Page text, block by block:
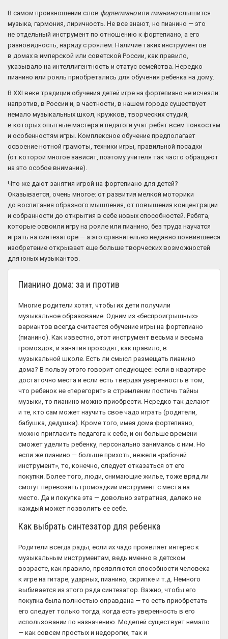
В самом произношении слов фортепианоили пианинослышится
музыка, гармония, лиричность. Не все знают, но пианино — это
не отдельный инструмент по отношению к фортепиано, а его
разновидность, наряду с роялем. Наличие таких инструментов
в домах в имперской или советской России, как правило,
указывало на интеллигентность и статус семейства. Нередко
пианино или рояль приобретались для обучения ребенка на дому.
В XXI веке традиции обучения детей игре на фортепиано не исчезли:
напротив, в России и, в частности, в нашем городе существует
немало музыкальных школ, кружков, творческих студий,
в которых опытные мастера и педагоги учат ребят всем тонкостям
и особенностям игры. Комплексное обучение предполагает
освоение нотной грамоты, техники игры, правильной посадки
(от которой многое зависит, поэтому учителя так часто обращают
на это особое внимание).
Что же дают занятия игрой на фортепиано для детей?
Оказывается, очень многое: от развития мелкой моторики
до воспитания образного мышления, от повышения концентрации
и собранности до открытия в себе новых способностей. Ребята,
которые освоили игру на рояле или пианино, без труда научатся
играть на синтезаторе — а это сравнительно недавно появившееся
изобретение открывает еще больше творческих возможностей
для юных музыкантов.
Пианино дома: за и против
Многие родители хотят, чтобы их дети получили
музыкальное образование. Одним из «беспроигрышных»
вариантов всегда считается обучение игры на фортепиано
(пианино). Как известно, этот инструмент весьма и весьма
громоздок, и занятия проходят, как правило, в
музыкальной школе. Есть ли смысл размещать пианино
дома? В пользу этого говорит следующее: если в квартире
достаточно места и если есть твердая уверенность в том,
что ребенок не «перегорит» в стремлении постичь тайны
музыки, то пианино можно приобрести. Нередко так делают
и те, кто сам может научить свое чадо играть (родители,
бабушка, дедушка). Кроме того, имея дома фортепиано,
можно пригласить педагога к себе, и он больше времени
сможет уделить ребенку, персонально занимаясь с ним. Но
если же пианино — больше прихоть, нежели «рабочий
инструмент», то, конечно, следует отказаться от его
покупки. Более того, люди, снимающие жилье, тоже вряд ли
смогут перевозить громоздкий инструмент с места на
место. Да и покупка эта — довольно затратная, далеко не
каждый может позволить ее себе.
Как выбрать синтезатор для ребенка
Родители всегда рады, если их чадо проявляет интерес к
музыкальным инструментам, ведь именно в детском
возрасте, как правило, проявляются способности человека
к игре на гитаре, ударных, пианино, скрипке и т.д. Немного
выбивается из этого ряда синтезатор. Важно, чтобы его
покупка была полностью оправдана — то есть приобретать
его следует только тогда, когда есть уверенность в его
использовании по назначению. Моделей существует немало
— как совсем простых и недорогих, так и